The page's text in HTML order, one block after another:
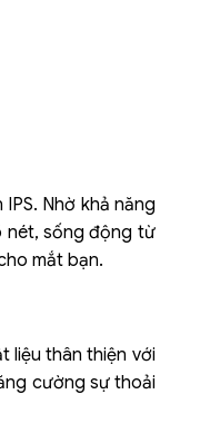
Nhờ khả năng
nét, sống động từ
mắt bạn.
liệu thân thiện với
cường sự thoải